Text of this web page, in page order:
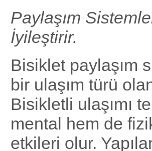
Paylaşım
İyileştirir.
Bisiklet paylaşım
bir ulaşım türü
Bisikletli ulaşımı
mental hem de
etkileri olur.